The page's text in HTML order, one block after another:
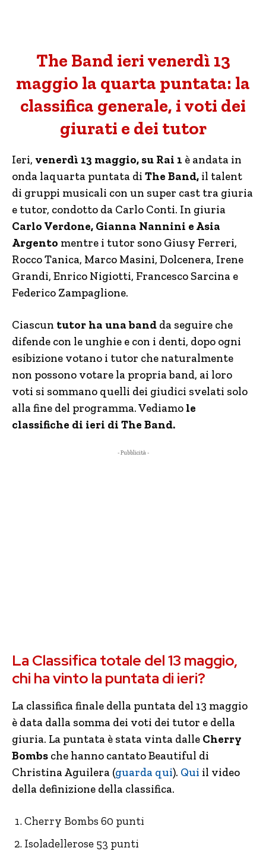
The Band ieri venerdì 13
maggio la quarta puntata: la
classifica generale, i voti dei
giurati e dei tutor
Ieri, venerdì 13 maggio, su Rai 1 è andata in
onda laquarta puntata di The Band, il talent
di gruppi musicali con un super cast tra giuria
e tutor, condotto da Carlo Conti. In giuria
Carlo Verdone, Gianna Nannini e Asia
Argento mentre i tutor sono Giusy Ferreri,
Rocco Tanica, Marco Masini, Dolcenera, Irene
Grandi, Enrico Nigiotti, Francesco Sarcina e
Federico Zampaglione.
Ciascun tutor ha una band da seguire che
difende con le unghie e con i denti, dopo ogni
esibizione votano i tutor che naturalmente
non possono votare la propria band, ai loro
voti si sommano quelli dei giudici svelati solo
alla fine del programma. Vediamo le
classifiche di ieri di The Band.
- Pubblicità -
La Classifica totale del 13 maggio,
chi ha vinto la puntata di ieri?
La classifica finale della puntata del 13 maggio
è data dalla somma dei voti dei tutor e della
giuria. La puntata è stata vinta dalle Cherry
Bombs che hanno cantato Beautiful di
Christina Aguilera (guarda qui). Qui il video
della definizione della classifica.
Cherry Bombs 60 punti
Isoladellerose 53 punti